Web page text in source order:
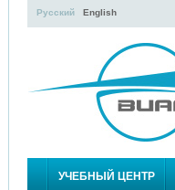
Русский English
УЧЕБНЫЙ ЦЕНТР